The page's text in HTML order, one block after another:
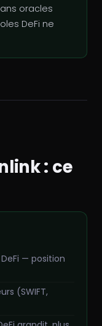
oracles
DeFi ne
: ce
— position
(SWIFT,